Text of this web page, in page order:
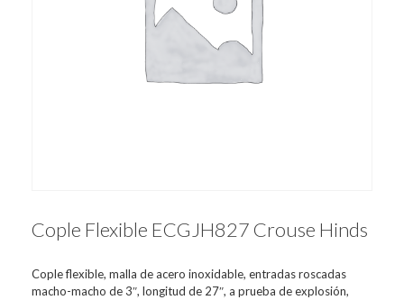
Cople Flexible ECGJH827 Crouse Hinds
Cople flexible, malla de acero inoxidable, entradas roscadas
macho-macho de 3″, longitud de 27″, a prueba de explosión,